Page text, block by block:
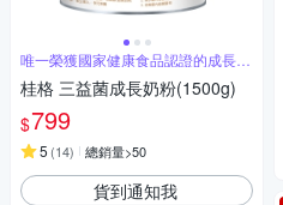
唯一榮獲國家健康食品認證的成長奶
粉
桂格 三益菌成長奶粉(1500g)
$799
5 (14) 總銷量>50
貨到通知我